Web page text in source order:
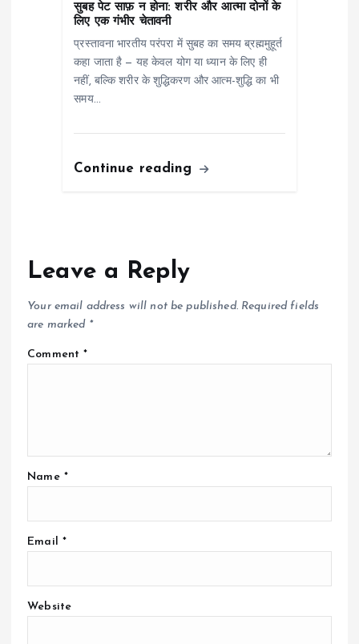
सुबह पेट साफ़ न होना: शरीर और आत्मा दोनों के
लिए एक गंभीर चेतावनी
प्रस्तावना भारतीय परंपरा में सुबह का समय ब्रह्ममुहूर्त
कहा जाता है — यह केवल योग या ध्यान के लिए ही
नहीं, बल्कि शरीर के शुद्धिकरण और आत्म-शुद्धि का भी
समय…
Continue reading
Leave a Reply
Your email address will not be published. Required fields
are marked *
Comment*
Name *
Email *
Website